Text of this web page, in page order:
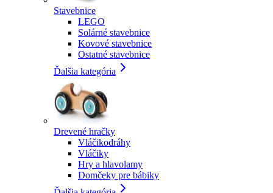
Stavebnice
LEGO
Solárné stavebnice
Kovové stavebnice
Ostatné stavebnice
Ďalšia kategória
Drevené hračky
Vláčikodráhy
Vláčiky
Hry a hlavolamy
Domčeky pre bábiky